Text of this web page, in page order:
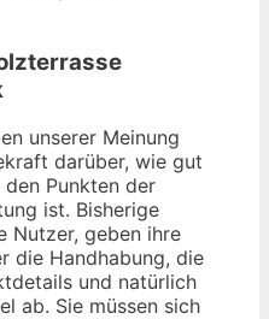
unserer Meinung
darüber, wie gut
den Punkten der
ist. Bisherige
Nutzer, geben ihre
die Handhabung, die
und natürlich
ab. Sie müssen sich